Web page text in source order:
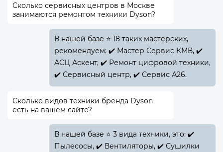
Сколько сервисных центров в Москве
занимаются ремонтом техники Dyson?
В нашей базе ⭐ 18 таких мастерских,
рекомендуем: ✔️ Мастер Сервис КМВ, ✔️
АСЦ Аскент, ✔️ Ремонт цифровой техники,
✔️ Сервисный центр, ✔️ Сервис А26.
Сколько видов техники бренда Dyson
есть на вашем сайте?
В нашей базе ⭐ 3 вида техники, это: ✔️
Пылесосы, ✔️ Вентиляторы, ✔️ Сушилки